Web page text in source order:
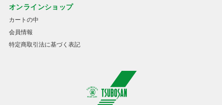
オンラインショップ
カートの中
会員情報
特定商取引法に基づく表記